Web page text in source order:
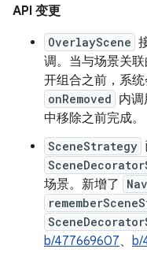
API 变更
OverlayScene
调。当与场景关
开组合之前，系
onRemoved 内
中移除之前完成。
SceneStrategy
场景。新增了
b/477669607、 b/